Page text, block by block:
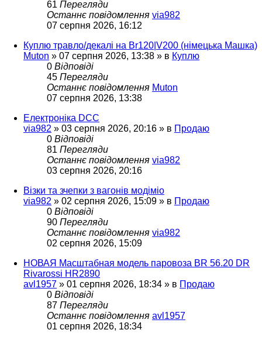
61 Перегляди
Останнє повідомлення via982
07 серпня 2026, 16:12
Куплю травло/декалі на Br120|V200 (німецька Машка)
Muton » 07 серпня 2026, 13:38 » в Куплю
0 Відповіді
45 Перегляди
Останнє повідомлення Muton
07 серпня 2026, 13:38
Електроніка DCC
via982 » 03 серпня 2026, 20:16 » в Продаю
0 Відповіді
81 Перегляди
Останнє повідомлення via982
03 серпня 2026, 20:16
Візки та зчепки з вагонів модіміо
via982 » 02 серпня 2026, 15:09 » в Продаю
0 Відповіді
90 Перегляди
Останнє повідомлення via982
02 серпня 2026, 15:09
НОВАЯ Масштабная модель паровоза BR 56.20 DR
Rivarossi HR2890
avl1957 » 01 серпня 2026, 18:34 » в Продаю
0 Відповіді
87 Перегляди
Останнє повідомлення avl1957
01 серпня 2026, 18:34